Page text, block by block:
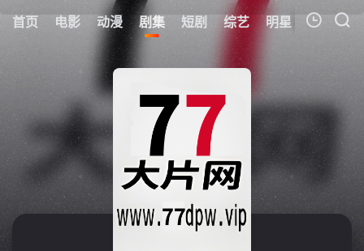
首页 电影 动漫 剧集 短剧 综艺 明星 周表
我的观影记录
暂无观看影片的记录